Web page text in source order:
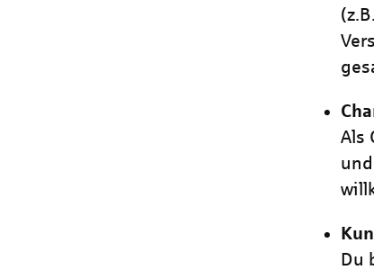
Als
Du